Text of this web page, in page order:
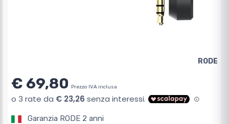
RODE
€ 69,80 Prezzo IVA inclusa
Garanzia RODE 2 anni